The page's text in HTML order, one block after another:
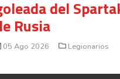
del
Rusia
05 Ago 2026 Legionarios